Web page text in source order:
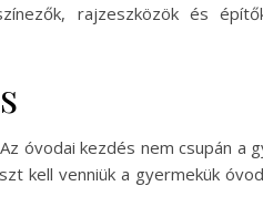
rajzeszközök és
óvodai kezdés nem csupán a
kell venniük a gyermekük